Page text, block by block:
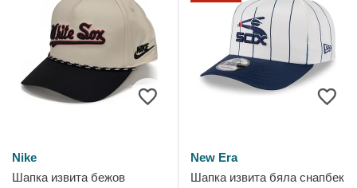
Nike
Шапка извита бежов
New Era
Шапка извита бяла снапбек